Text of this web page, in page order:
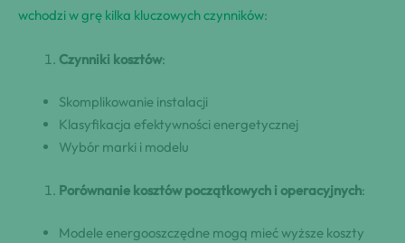
wchodzi w grę kilka kluczowych czynników:
Czynniki kosztów:
Skomplikowanie instalacji
Klasyfikacja efektywności energetycznej
Wybór marki i modelu
Porównanie kosztów początkowych i operacyjnych:
Modele energooszczędne mogą mieć wyższe koszty